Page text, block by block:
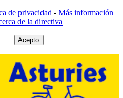
de privacidad - Más información
de la directiva
Acepto